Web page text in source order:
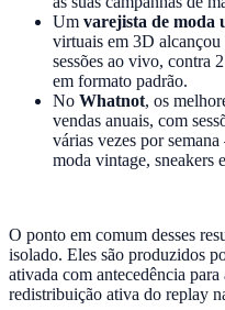
Um varejista de moda
virtuais em 3D
sessões ao vivo, contra
em formato padrão.
No Whatnot, os
vendas anuais, com
várias vezes por
moda vintage, sneakers
O ponto em comum desses
isolado. Eles são produzidos
ativada com antecedência
redistribuição ativa do replay